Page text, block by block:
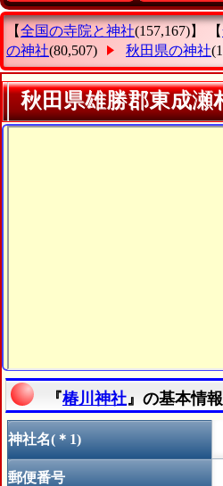
【全国の寺院と神社(157,167)】 【
の神社(80,507) 秋田県の神社
秋田県雄勝郡東成瀬
『椿川神社』の基本情報
神社名(＊1)
郵便番号